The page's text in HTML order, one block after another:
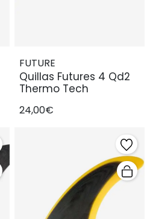
FUTURE
Quillas Futures 4 Qd2
Thermo Tech
24,00€